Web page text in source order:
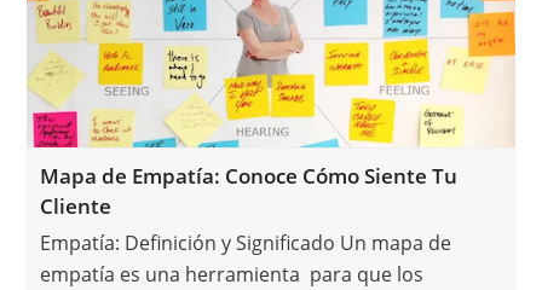
Mapa de Empatía: Conoce Cómo Siente Tu
Cliente
Empatía: Definición y Significado Un mapa de
empatía es una herramienta para que los